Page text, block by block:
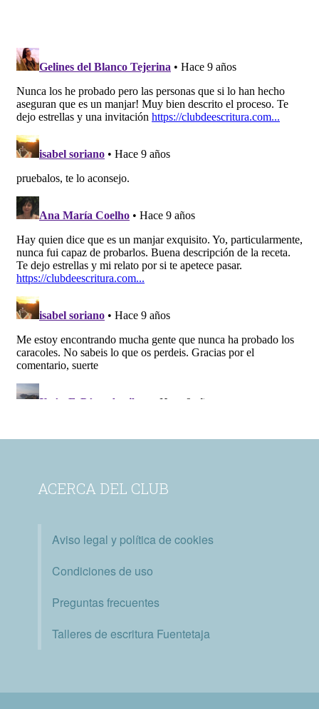
ACERCA DEL CLUB
Aviso legal y política de cookies
Condiciones de uso
Preguntas frecuentes
Talleres de escritura Fuentetaja